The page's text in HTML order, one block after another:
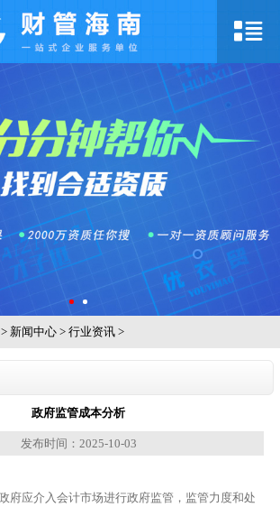
新闻中心> 行业资讯>
政府监管成本分析
发布时间：2025-10-03
府应介入会计市场进行政府监管，监管力度和处